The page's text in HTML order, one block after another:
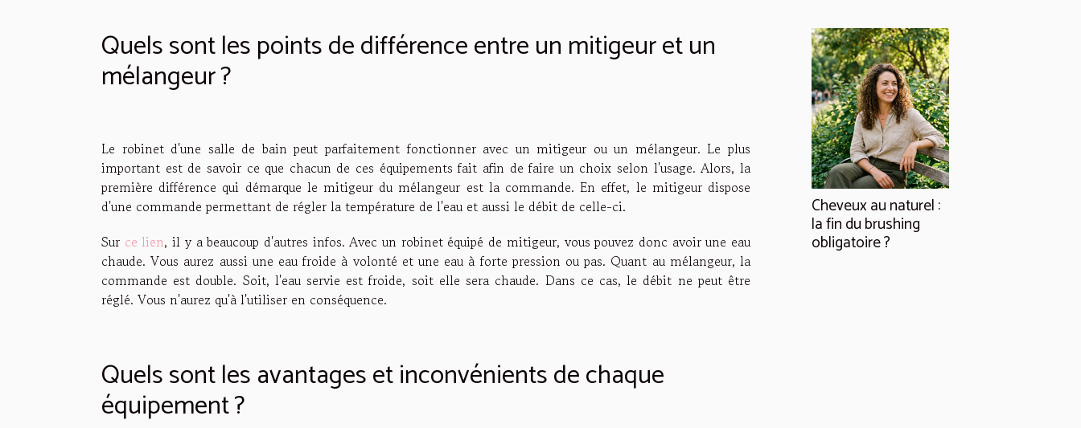
Quels sont les points de différence entre un mitigeur et un
mélangeur ?
Le robinet d'une salle de bain peut parfaitement fonctionner avec un mitigeur ou un mélangeur. Le plus
important est de savoir ce que chacun de ces équipements fait afin de faire un choix selon l'usage. Alors, la
première différence qui démarque le mitigeur du mélangeur est la commande. En effet, le mitigeur dispose
d'une commande permettant de régler la température de l'eau et aussi le débit de celle-ci.
Sur ce lien, il y a beaucoup d'autres infos. Avec un robinet équipé de mitigeur, vous pouvez donc avoir une eau
chaude. Vous aurez aussi une eau froide à volonté et une eau à forte pression ou pas. Quant au mélangeur, la
commande est double. Soit, l'eau servie est froide, soit elle sera chaude. Dans ce cas, le débit ne peut être
réglé. Vous n'aurez qu'à l'utiliser en conséquence.
Quels sont les avantages et inconvénients de chaque
équipement ?
Cheveux au naturel :
la fin du brushing
obligatoire ?